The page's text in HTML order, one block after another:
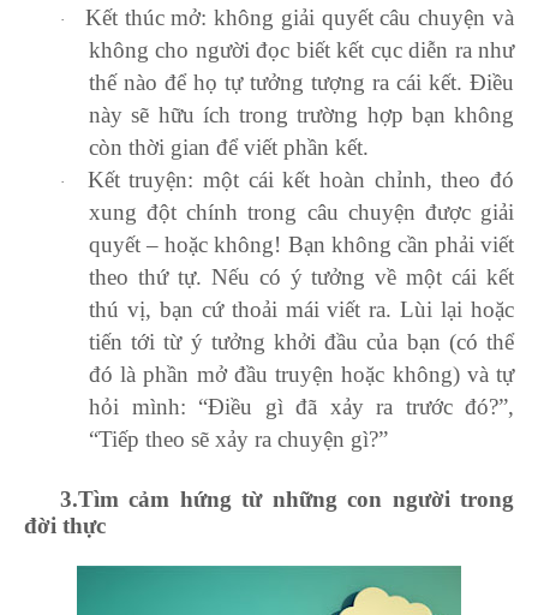
·
Kết thúc mở: không giải quyết câu chuyện và
không cho người đọc biết kết cục diễn ra như
thế nào để họ tự tưởng tượng ra cái kết. Điều
này sẽ hữu ích trong trường hợp bạn không
còn thời gian để viết phần kết.
·
Kết truyện: một cái kết hoàn chỉnh, theo đó
xung đột chính trong câu chuyện được giải
quyết – hoặc không! Bạn không cần phải viết
theo thứ tự. Nếu có ý tưởng về một cái kết
thú vị, bạn cứ thoải mái viết ra. Lùi lại hoặc
tiến tới từ ý tưởng khởi đầu của bạn (có thể
đó là phần mở đầu truyện hoặc không) và tự
hỏi mình: “Điều gì đã xảy ra trước đó?”,
“Tiếp theo sẽ xảy ra chuyện gì?”
3.Tìm cảm hứng từ những con người trong
đời thực